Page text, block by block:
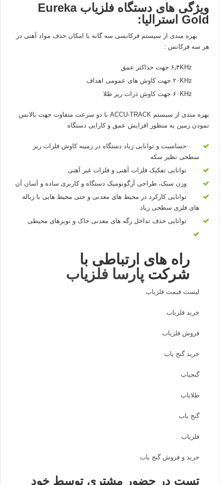
ویژگی های دستگاه فلزیاب Eureka
Gold استرالیا:
بهره مندی از سیستم فرکانسی سه گانه با امکان حذف مواد آهنی در
هر سه فرکانس :
۶٫۴KHz جهت حداکثر عمق
۲۰KHz جهت کاوش های عمومی اهداف
۶۰KHz جهت کاوش ذرات ریز طلا
بهره مندی از سیستم ACCU-TRACK با دو سرعت متفاوت جهت بالانس
نمودن زمین به منظور افزایش عمق و کارایی دستگاه
حساسیت و توانایی زیاد دستگاه در زمینه کاوش فلزات ریز
سطحی نظیر سکه
توانایی تفکیک فلزات آهنی و فلزات غیر آهنی
وزن سبک، طراحی آرگونومیک دستگاه و کاربری ساده و آسان آن
توانایی کارکرد در محیط های معدنی و حتی محیط هایی با زباله
های فلزی سطحی زیاد
توانایی حذف تداخل رگه های معدنی خاک و نویزهای محیطی
راه های ارتباطی با
شرکت پارسا فلزیاب
لیست قیمت فلزیاب
خرید فلزیاب
فروش فلزیاب
خرید گنج یاب
گنجیاب
طلایاب
گنج یاب
فلزیاب
خرید و فروش گنج یاب
تست در حضور مشتری توسط خود